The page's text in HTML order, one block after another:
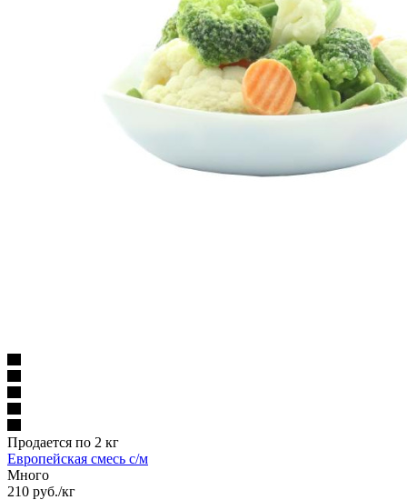
Продается по 2 кг
Европейская смесь с/м
Много
210 руб./кг